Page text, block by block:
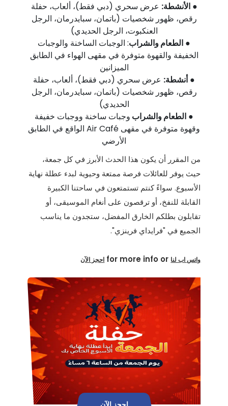
●الأنشطة: عرض سحري (دبي فقط)، ألعاب، حفلة
رقص، ظهور شخصيات (باتمان، سبايدرمان، الرجل
العنكبوت، الرجل الحديدي)
● الطعام والشراب: الوجبات الساخنة والوجبات
الخفيفة والقهوة متوفرة في مقهى الهواء في الطابق
الميزانين
●أنشطة: عرض سحري (دبي فقط)، ألعاب، حفلة
رقص، ظهور شخصيات (باتمان، سبايدرمان، الرجل
الحديدي)
● الطعام والشراب وجبات ساخنة ووجبات خفيفة
وقهوة متوفرة في مقهى Air Café الواقع في الطابق
الأرضي
من المقرر أن يكون هذا الحدث الأبرز في كل جمعة،
حيث يوفر للعائلات فرصة ممتعة وحيوية لبدء عطلة نهاية
الأسبوع. سواءً كنتم تستمتعون في ساحتنا الكبيرة
القابلة للنفخ، أو ترقصون على أنغام الموسيقى، أو
تقابلون بطلكم الخارق المفضل، ستجدون ما يناسب
الجميع في "فرايداي فرينزي".
واتس اب لنا احجز الآن